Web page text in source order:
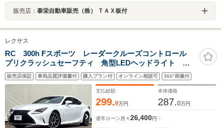
販売店： 泰栄自動車販売（株） ＴＡＸ板付
レクサス
RC 300h Fスポーツ レーダークルーズコントロール
プリクラッシュセーフティ 角型LEDヘッドライト シ
ートベンチレーション ブラック革シート メモリシー
ト 純正19インチアルミホイール 純正SDナビ プレミ
販売店保証 車両品質評価書付 購入プラン付 オンライン相談可 360°画像付
支払総額
299.9万円
本体価格
287.0万円
通常ローン 月々26,400円